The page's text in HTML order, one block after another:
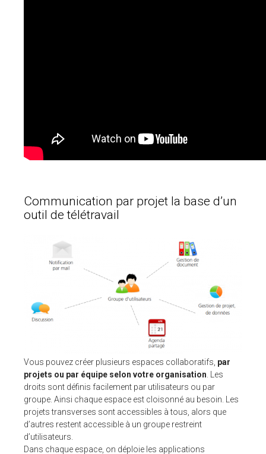
Communication par projet la base d’un
outil de télétravail
Vous pouvez créer plusieurs espaces collaboratifs, par
projets ou par équipe selon votre organisation . Les
droits sont définis facilement par utilisateurs ou par
groupe. Ainsi chaque espace est cloisonné au besoin. Les
projets transverses sont accessibles à tous, alors que
d’autres restent accessible à un groupe restreint
d’utilisateurs.
Dans chaque espace, on déploie les applications